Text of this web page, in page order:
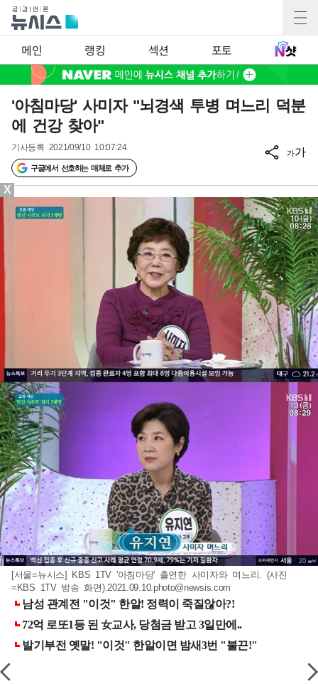
메인 랭킹 섹션 포토
'아침마당' 사미자 "뇌경색 투병 며느리 덕분
에 건강 찾아"
기사등록 2021/09/10 10:07:24
구글에서 선호하는 매체로 추가
가가
[서울=뉴시스] KBS 1TV '아침마당' 출연한 사미자와 며느리. (사진
=KBS 1TV 방송 화면).2021.09.10.photo@newsis.com
X